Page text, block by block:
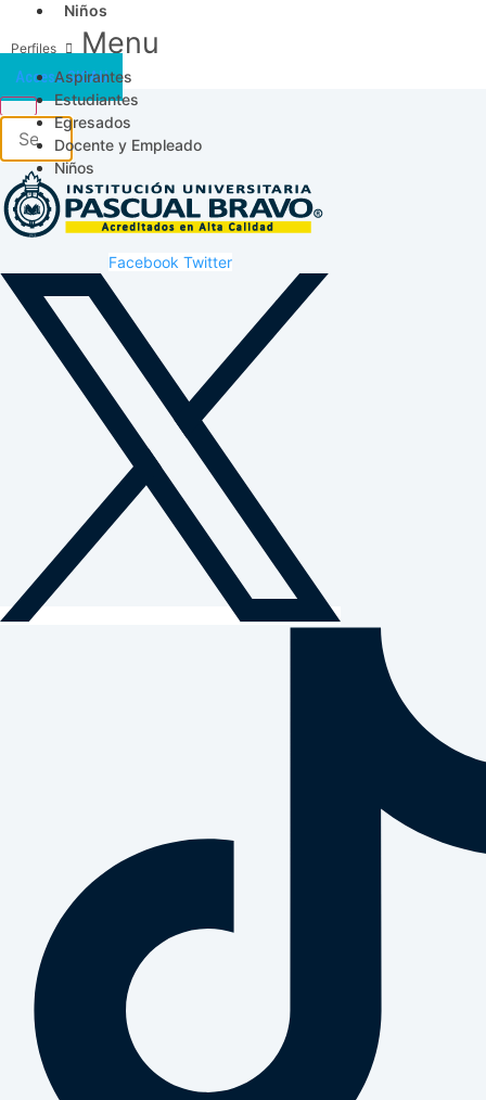
Niños
Menu
Aspirantes
Estudiantes
Egresados
Docente y Empleado
Niños
Acceso SICAU
Facebook Twitter